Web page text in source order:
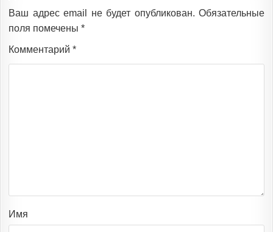
Ваш адрес email не будет опубликован. Обязательные
поля помечены *
Комментарий *
Имя